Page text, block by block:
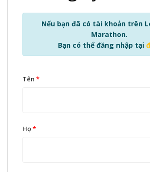
Nếu bạn đã có tài khoản trên
Marathon.
Bạn có thể đăng nhập tại
Tên *
Họ*